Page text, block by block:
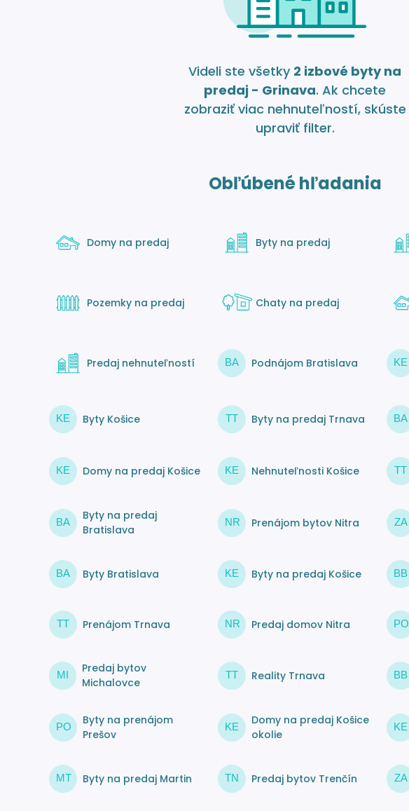
Videli ste všetky 2 izbové byty na
predaj - Grinava. Ak chcete
zobraziť viac nehnuteľností, skúste
upraviť filter.
Obľúbené hľadania
Domy na predaj Byty na predaj
Pozemky na predaj Chaty na predaj
Predaj nehnuteľností BA Podnájom Bratislava KE
KE Byty Košice TT Byty na predaj Trnava BA
KE Domy na predaj Košice KE Nehnuteľnosti Košice TT
BA
Byty na predaj
Bratislava
NR Prenájom bytov Nitra ZA
BA Byty Bratislava KE Byty na predaj Košice BB
TT Prenájom Trnava NR Predaj domov Nitra PO
MI
Predaj bytov
Michalovce
TT Reality Trnava BB
PO
Byty na prenájom
Prešov
KE
Domy na predaj Košice
okolie
KE
MT Byty na predaj Martin TN Predaj bytov Trenčín ZA